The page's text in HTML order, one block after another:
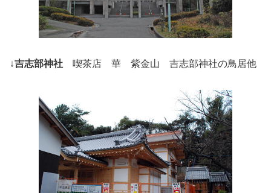
↓吉志部神社 喫茶店 華 紫金山 吉志部神社の鳥居他